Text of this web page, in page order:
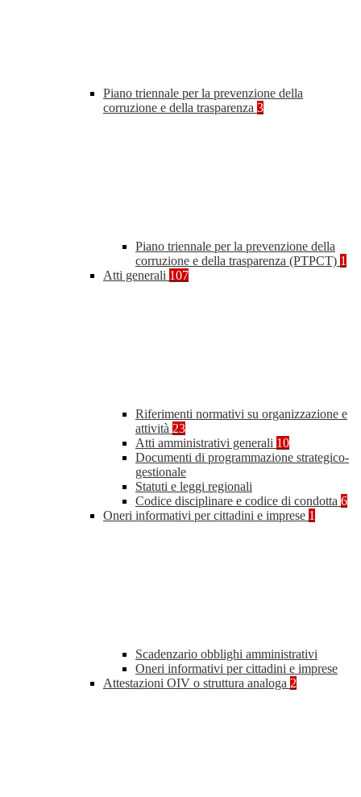
Piano triennale per la prevenzione della
corruzione e della trasparenza 3
Piano triennale per la prevenzione della
corruzione e della trasparenza (PTPCT) 1
Atti generali 107
Riferimenti normativi su organizzazione e
attività 23
Atti amministrativi generali 10
Documenti di programmazione strategico-
gestionale
Statuti e leggi regionali
Codice disciplinare e codice di condotta 6
Oneri informativi per cittadini e imprese 1
Scadenzario obblighi amministrativi
Oneri informativi per cittadini e imprese
Attestazioni OIV o struttura analoga 2